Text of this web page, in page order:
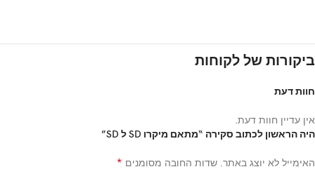
ביקורות של לקוחות
חוות דעת
אין עדיין חוות דעת.
היה הראשון לכתוב סקירה “מתאם מיקרו SD ל SD”
האימייל לא יוצג באתר. שדות החובה מסומנים *